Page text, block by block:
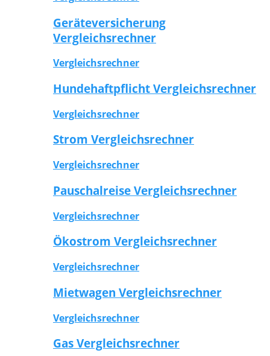
Geräteversicherung
Vergleichsrechner
Vergleichsrechner
Hundehaftpflicht Vergleichsrechner
Vergleichsrechner
Strom Vergleichsrechner
Vergleichsrechner
Pauschalreise Vergleichsrechner
Vergleichsrechner
Ökostrom Vergleichsrechner
Vergleichsrechner
Mietwagen Vergleichsrechner
Vergleichsrechner
Gas Vergleichsrechner